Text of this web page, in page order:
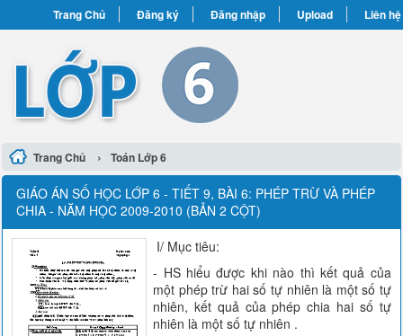
Trang Chủ Đăng ký Đăng nhập Upload Liên hệ
Trang Chủ › Toán Lớp 6
GIÁO ÁN SỐ HỌC LỚP 6 - TIẾT 9, BÀI 6: PHÉP TRỪ VÀ PHÉP
CHIA - NĂM HỌC 2009-2010 (BẢN 2 CỘT)
I/ Mục tiêu:
- HS hiểu được khi nào thì kết quả của
một phép trừ hai số tự nhiên là một số tự
nhiên, kết quả của phép chia hai số tự
nhiên là một số tự nhiên .